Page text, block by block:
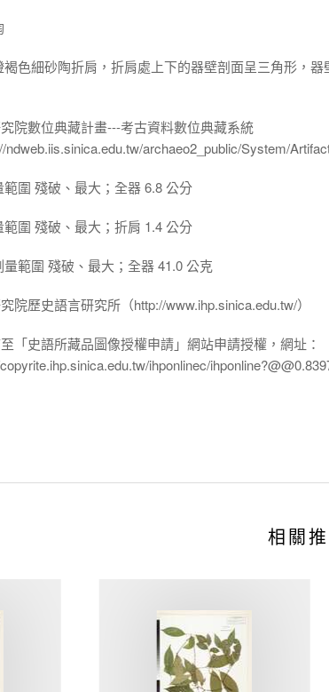
褐色細砂陶折肩，折肩處上下的器壁剖面呈三角形，
院數位典藏計畫---考古資料數位典藏系統
ndweb.iis.sinica.edu.tw/archaeo2_public/System/
範圍 殘破、最大；全器 6.8 公分
範圍 殘破、最大；折肩 1.4 公分
量範圍 殘破、最大；全器 41.0 公克
院歷史語言研究所（http://www.ihp.sinica.edu.tw/）
「史語所藏品圖像授權申請」網站申請授權，網址：
ihponlinec/
相關